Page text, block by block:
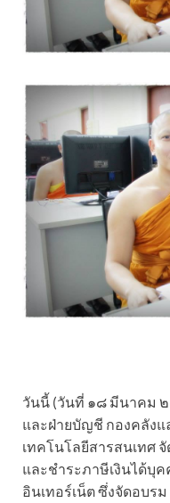
วันนี้ (วันที่ ๑๘ มีนาคม ๒
และฝ่ายบัญชี กองคลัง
เทคโนโลยีสารสนเทศ
และชำระภาษีเงินได้บุ
อินเทอร์เน็ต ซึ่งจัดอบร